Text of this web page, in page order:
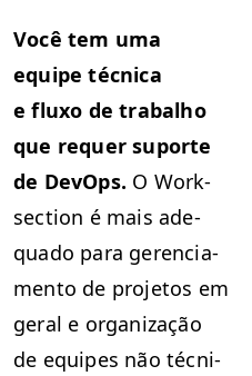
Você tem uma
equipe téc­ni­ca
e fluxo de tra­bal­ho
que requer suporte
de DevOps. O Work­
sec­tion é mais ade­
qua­do para geren­ci­a­
men­to de pro­je­tos em
ger­al e orga­ni­za­ção
de equipes não téc­ni­